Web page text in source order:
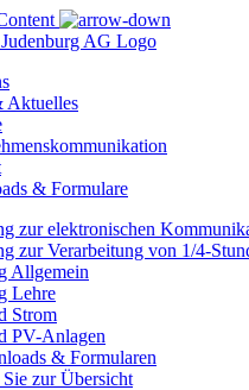
Aktuelles
& Formulare
zur elektronischen
zur Verarbeitung von 1/4-
Allgemein
Lehre
Strom
PV-Anlagen
& Formularen
zur Übersicht